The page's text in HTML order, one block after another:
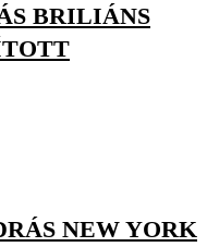
BRILIÁNS
NEW YORK